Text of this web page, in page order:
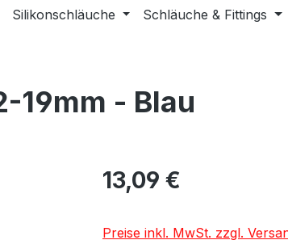
Silikonschläuche Schläuche & Fittings
19mm - Blau
13,09 €
Preise inkl. MwSt. zzgl.